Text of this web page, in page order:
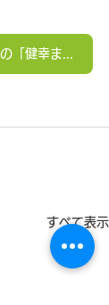
すべて表示